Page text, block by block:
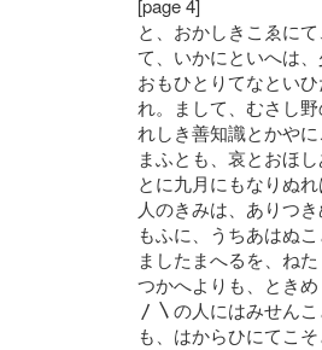
[page 4]
と、おかしきこゑに
て、いかにといへは
おもひとりてなとい
れ。まして、むさし
れしき善知識とかや
まふとも、哀とおほ
とに九月にもなりぬ
人のきみは、ありつ
もふに、うちあはぬ
ましたまへるを、ね
つかへよりも、とき
〳〵の人にはみせん
も、はからひにてこ